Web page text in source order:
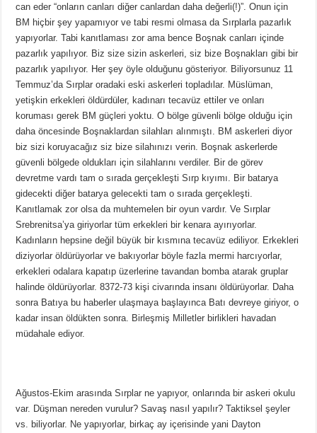
can eder “onların canları diğer canlardan daha değerli(!)”. Onun için
BM hiçbir şey yapamıyor ve tabi resmi olmasa da Sırplarla pazarlık
yapıyorlar. Tabi kanıtlaması zor ama bence Boşnak canları içinde
pazarlık yapılıyor. Biz size sizin askerleri, siz bize Boşnakları gibi bir
pazarlık yapılıyor. Her şey öyle olduğunu gösteriyor. Biliyorsunuz 11
Temmuz’da Sırplar oradaki eski askerleri topladılar. Müslüman,
yetişkin erkekleri öldürdüler, kadınarı tecavüz ettiler ve onları
koruması gerek BM güçleri yoktu. O bölge güvenli bölge olduğu için
daha öncesinde Boşnaklardan silahları alınmıştı. BM askerleri diyor
biz sizi koruyacağız siz bize silahınızı verin. Boşnak askerlerde
güvenli bölgede oldukları için silahlarını verdiler. Bir de görev
devretme vardı tam o sırada gerçekleşti Sırp kıyımı. Bir batarya
gidecekti diğer batarya gelecekti tam o sırada gerçekleşti.
Kanıtlamak zor olsa da muhtemelen bir oyun vardır. Ve Sırplar
Srebrenitsa’ya giriyorlar tüm erkekleri bir kenara ayırıyorlar.
Kadınların hepsine değil büyük bir kısmına tecavüz ediliyor. Erkekleri
diziyorlar öldürüyorlar ve bakıyorlar böyle fazla mermi harcıyorlar,
erkekleri odalara kapatıp üzerlerine tavandan bomba atarak gruplar
halinde öldürüyorlar. 8372-73 kişi civarında insanı öldürüyorlar. Daha
sonra Batıya bu haberler ulaşmaya başlayınca Batı devreye giriyor, o
kadar insan öldükten sonra. Birleşmiş Milletler birlikleri havadan
müdahale ediyor.
Ağustos-Ekim arasında Sırplar ne yapıyor, onlarında bir askeri okulu
var. Düşman nereden vurulur? Savaş nasıl yapılır? Taktiksel şeyler
vs. biliyorlar. Ne yapıyorlar, birkaç ay içerisinde yani Dayton